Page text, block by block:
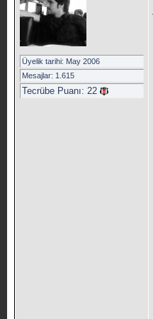
Üyelik tarihi: May 2006
Mesajlar: 1.615
Tecrübe Puanı: 22